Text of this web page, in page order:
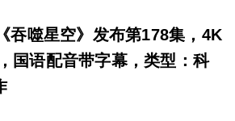
吞噬星空》发布第178集，4K
国语配音带字幕，类型：科